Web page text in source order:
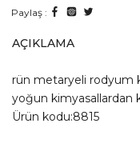
Paylaş :
AÇIKLAMA
rün metaryeli rodyum
yoğun kimyasallardan
Ürün kodu:8815